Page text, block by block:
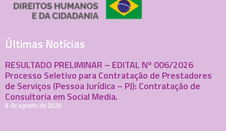
Últimas Notícias
RESULTADO PRELIMINAR – EDITAL Nº 006/2026
Processo Seletivo para Contratação de Prestadores
de Serviços (Pessoa Jurídica – PJ): Contratação de
Consultoria em Social Media.
8 de agosto de 2026